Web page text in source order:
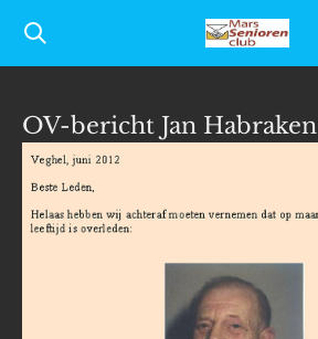
Ga
direct
de
hoofdinhoud
OV-bericht Jan Habraken